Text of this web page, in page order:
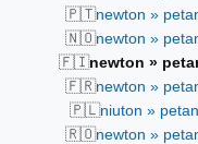
🇵🇹newton »
🇳🇴newton »
🇫🇮newton »
🇫🇷newton »
🇵🇱niuton »
🇷🇴newton »